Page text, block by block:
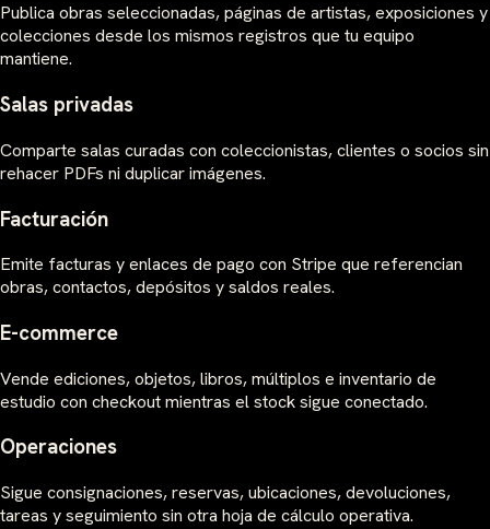
Publica obras seleccionadas, páginas de artistas, exposiciones y
colecciones desde los mismos registros que tu equipo
mantiene.
Salas privadas
Comparte salas curadas con coleccionistas, clientes o socios sin
rehacer PDFs ni duplicar imágenes.
Facturación
Emite facturas y enlaces de pago con Stripe que referencian
obras, contactos, depósitos y saldos reales.
E-commerce
Vende ediciones, objetos, libros, múltiplos e inventario de
estudio con checkout mientras el stock sigue conectado.
Operaciones
Sigue consignaciones, reservas, ubicaciones, devoluciones,
tareas y seguimiento sin otra hoja de cálculo operativa.